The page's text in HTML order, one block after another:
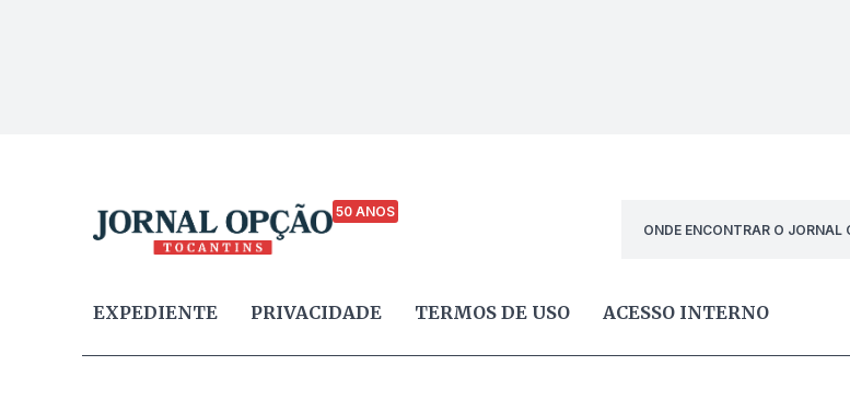
50 ANOS
ONDE ENCONTRAR O JORNAL
EXPEDIENTE PRIVACIDADE TERMOS DE USO ACESSO INTERNO